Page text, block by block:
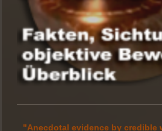
"Anecdotal evidence by credible